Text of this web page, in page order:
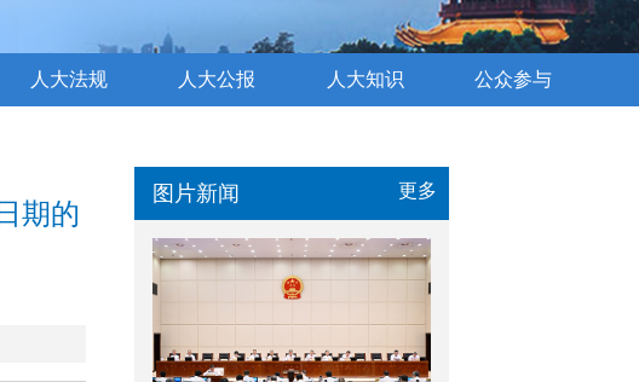
人大法规 人大公报 人大知识 公众参与
期的
图片新闻 更多